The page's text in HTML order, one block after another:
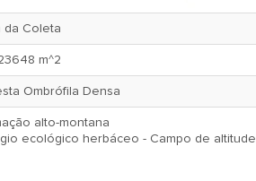
da Coleta
m^2
Ombrófila Densa
alto-montana
ecológico herbáceo - Campo de altitude